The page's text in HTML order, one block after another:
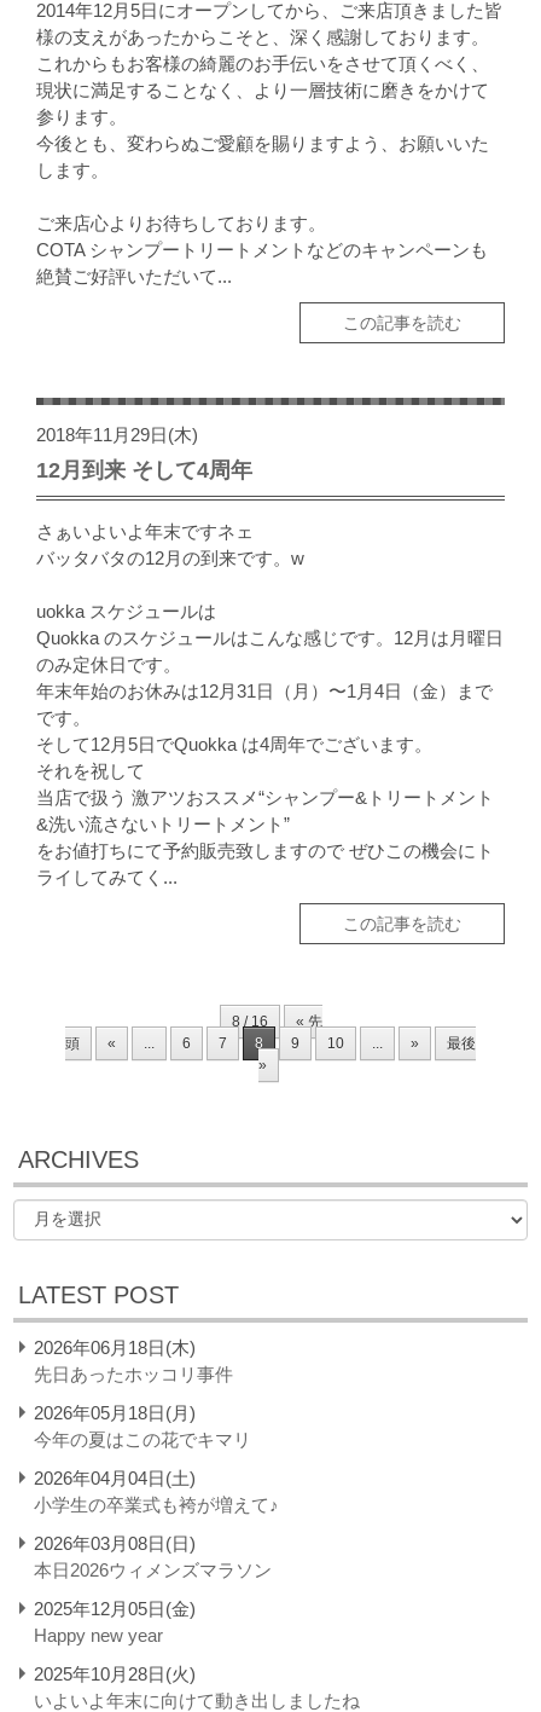
2014年12月5日にオープンしてから、ご来店頂きました皆
様の支えがあったからこそと、深く感謝しております。
これからもお客様の綺麗のお手伝いをさせて頂くべく、
現状に満足することなく、より一層技術に磨きをかけて
参ります。
今後とも、変わらぬご愛顧を賜りますよう、お願いいた
します。
ご来店心よりお待ちしております。
COTA シャンプートリートメントなどのキャンペーンも
絶賛ご好評いただいて...
この記事を読む
2018年11月29日(木)
12月到来 そして4周年
さぁいよいよ年末ですネェ
バッタバタの12月の到来です。w
uokka スケジュールは
Quokka のスケジュールはこんな感じです。12月は月曜日
のみ定休日です。
年末年始のお休みは12月31日（月）〜1月4日（金）まで
です。
そして12月5日でQuokka は4周年でございます。
それを祝して
当店で扱う 激アツおススメ“シャンプー&トリートメント
&洗い流さないトリートメント”
をお値打ちにて予約販売致しますので ぜひこの機会にト
ライしてみてく...
この記事を読む
8 / 16
« 先
頭
« ... 6 7 8 9 10 ... »
最後
»
ARCHIVES
LATEST POST
2026年06月18日(木)
先日あったホッコリ事件
2026年05月18日(月)
今年の夏はこの花でキマリ
2026年04月04日(土)
小学生の卒業式も袴が増えて♪
2026年03月08日(日)
本日2026ウィメンズマラソン
2025年12月05日(金)
Happy new year
2025年10月28日(火)
いよいよ年末に向けて動き出しましたね